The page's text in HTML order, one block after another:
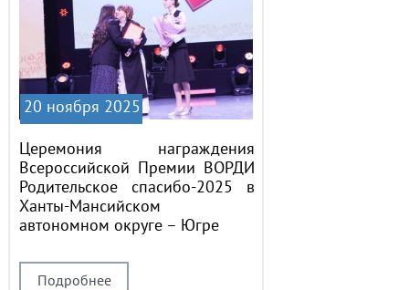
Подробнее
Церемония награждения
Всероссийской Премии ВОРДИ
Родительское спасибо-2025 в
Ханты-Мансийском
автономном округе – Югре
20 ноября 2025